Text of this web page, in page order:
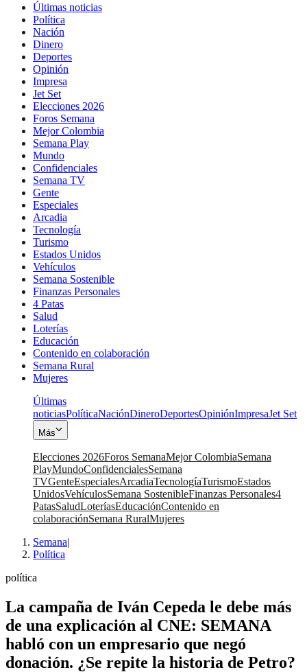
Últimas noticias
Política
Nación
Dinero
Deportes
Opinión
Impresa
Jet Set
Elecciones 2026
Foros Semana
Mejor Colombia
Semana Play
Mundo
Confidenciales
Semana TV
Gente
Especiales
Arcadia
Tecnología
Turismo
Estados Unidos
Vehículos
Semana Sostenible
Finanzas Personales
4 Patas
Salud
Loterías
Educación
Contenido en colaboración
Semana Rural
Mujeres
Últimas
noticiasPolíticaNaciónDineroDeportesOpiniónImpresaJet Set
Más
Elecciones 2026Foros SemanaMejor ColombiaSemana
PlayMundoConfidencialesSemana
TVGenteEspecialesArcadiaTecnologíaTurismoEstados
UnidosVehículosSemana SostenibleFinanzas Personales4
PatasSaludLoteríasEducaciónContenido en
colaboraciónSemana RuralMujeres
Semana|
Política
política
La campaña de Iván Cepeda le debe más
de una explicación al CNE: SEMANA
habló con un empresario que negó
donación. ¿Se repite la historia de Petro?